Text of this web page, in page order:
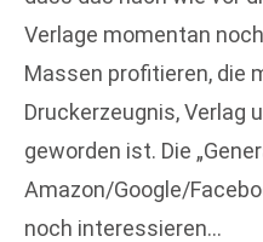
Verlage momentan
Massen profitieren, die
Druckerzeugnis, Verlag
geworden ist. Die
Amazon/Google/
noch interessieren…